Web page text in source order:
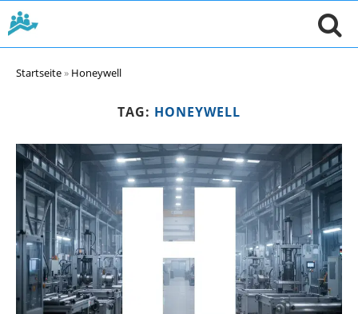
Startseite» Honeywell
TAG: HONEYWELL